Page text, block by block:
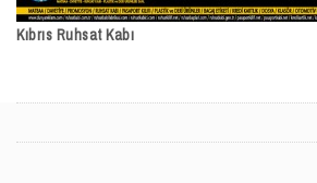
Kıbrıs Ruhsat Kabı